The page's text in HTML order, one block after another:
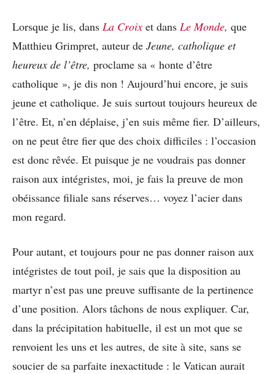
Lorsque je lis, dans La Croix et dans Le Monde, que
Matthieu Grimpret, auteur de Jeune, catholique et
heureux de l’être, proclame sa « honte d’être
catholique », je dis non ! Aujourd’hui encore, je suis
jeune et catholique. Je suis surtout toujours heureux de
l’être. Et, n’en déplaise, j’en suis même fier. D’ailleurs,
on ne peut être fier que des choix difficiles : l’occasion
est donc rêvée. Et puisque je ne voudrais pas donner
raison aux intégristes, moi, je fais la preuve de mon
obéissance filiale sans réserves… voyez l’acier dans
mon regard.
Pour autant, et toujours pour ne pas donner raison aux
intégristes de tout poil, je sais que la disposition au
martyr n’est pas une preuve suffisante de la pertinence
d’une position. Alors tâchons de nous expliquer. Car,
dans la précipitation habituelle, il est un mot que se
renvoient les uns et les autres, de site à site, sans se
soucier de sa parfaite inexactitude : le Vatican aurait